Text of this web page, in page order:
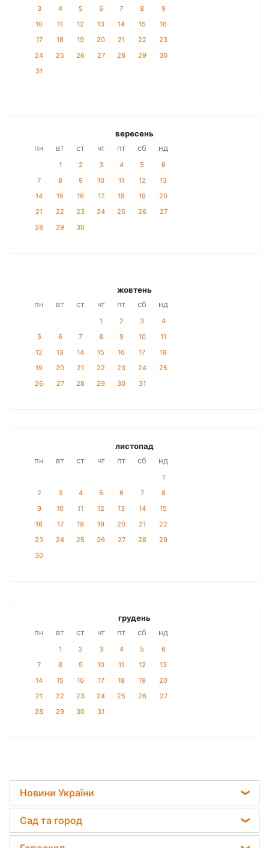
3
4 5 6 7 8
9
10
11 12 13 14 15
16
17
18 19 20 21 22
23
24
25 26 27 28 29
30
31
вересень
пн
вт ст чт пт сб нд
1 2 3 4 5
6
7
8 9 10 11 12
13
14
15 16 17 18 19
20
21
22 23 24 25 26
27
28
29 30
жовтень
пн
вт ст чт пт сб нд
1 2 3
4
5
6 7 8 9 10
11
12
13 14 15 16 17
18
19
20 21 22 23 24
25
26
27 28 29 30 31
листопад
пн
вт ст чт пт сб нд
1
2
3 4 5 6 7
8
9
10 11 12 13 14
15
16
17 18 19 20 21
22
23
24 25 26 27 28
29
30
грудень
пн
вт ст чт пт сб нд
1 2 3 4 5
6
7
8 9 10 11 12
13
14
15 16 17 18 19
20
21
22 23 24 25 26
27
28
29 30 31
Новини України
Телеграм новини України
Пенсії в Україні
Сад та город
Садівник назвав найефективніший засіб проти